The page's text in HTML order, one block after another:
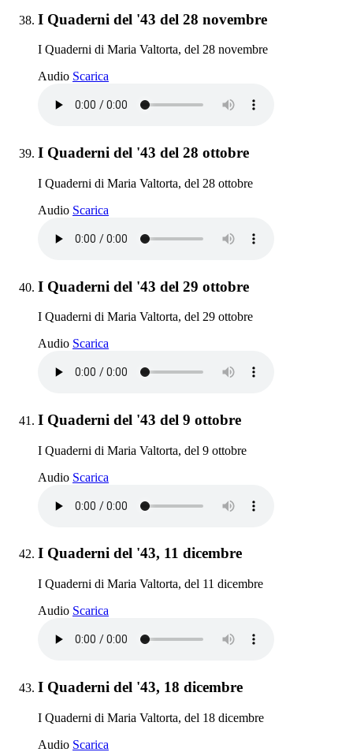
Elemento 38:
I Quaderni del '43 del 28 novembre
I Quaderni di Maria Valtorta, del 28 novembre
Audio Scarica
Elemento 39:
I Quaderni del '43 del 28 ottobre
I Quaderni di Maria Valtorta, del 28 ottobre
Audio Scarica
Elemento 40:
I Quaderni del '43 del 29 ottobre
I Quaderni di Maria Valtorta, del 29 ottobre
Audio Scarica
Elemento 41:
I Quaderni del '43 del 9 ottobre
I Quaderni di Maria Valtorta, del 9 ottobre
Audio Scarica
Elemento 42:
I Quaderni del '43, 11 dicembre
I Quaderni di Maria Valtorta, del 11 dicembre
Audio Scarica
Elemento 43:
I Quaderni del '43, 18 dicembre
I Quaderni di Maria Valtorta, del 18 dicembre
Audio Scarica